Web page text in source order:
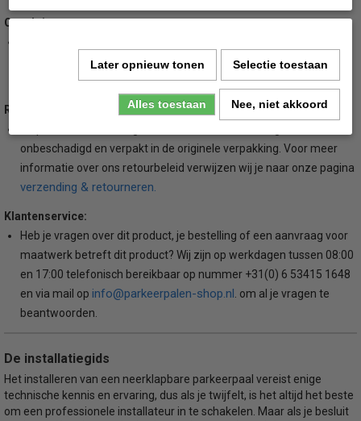
Opvolging:
transport, krijg je van ons tijdig bericht met eventuele beschikbare
tracking codes om je bestelling te kunnen volgen.
Retourbeleid:
onbeschadigd en verpakt in de originele verpakking. Voor meer
informatie over ons retourbeleid verwijzen wij je naar onze pagina
verzending & retourneren.
Klantenservice:
Heb je vragen over dit product, je bestelling of een aanvraag voor
maatwerk betreft dit product? Wij zijn op werkdagen tussen 08:00
en 17:00 telefonisch bereikbaar op nummer +31(0) 6 53415 1648
en via mail op info@parkeerpalen-shop.nl . om al je vragen te
beantwoorden.
De installatiegids
Het installeren van een neerklapbare parkeerpaal vereist enige
technische kennis en ervaring, dus als je twijfelt, is het altijd het beste
om een professionele installateur in te schakelen. Maar als je besluit
Later opnieuw tonen Selectie toestaan
Alles toestaan Nee, niet akkoord